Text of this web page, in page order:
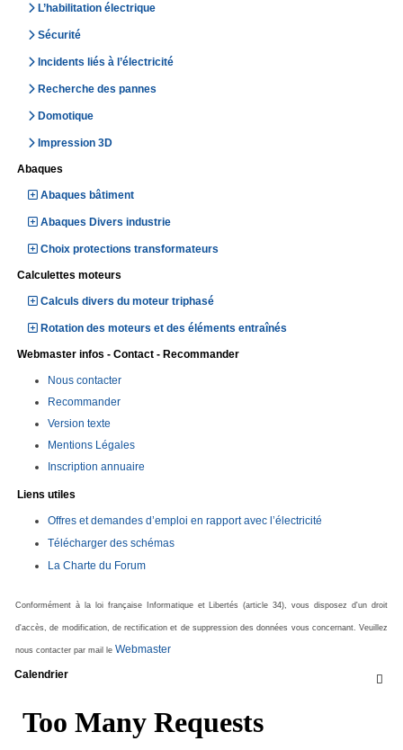
L’habilitation électrique
Sécurité
Incidents liés à l’électricité
Recherche des pannes
Domotique
Impression 3D
Abaques
Abaques bâtiment
Abaques Divers industrie
Choix protections transformateurs
Calculettes moteurs
Calculs divers du moteur triphasé
Rotation des moteurs et des éléments entraînés
Webmaster infos - Contact - Recommander
Nous contacter
Recommander
Version texte
Mentions Légales
Inscription annuaire
Liens utiles
Offres et demandes d’emploi en rapport avec l’électricité
Télécharger des schémas
La Charte du Forum
Conformément à la loi française Informatique et Libertés (article 34), vous disposez d'un droit
d'accès, de modification, de rectification et de suppression des données vous concernant. Veuillez
nous contacter par mail le Webmaster

Calendrier